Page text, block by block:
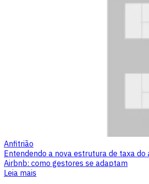
Anfitrião
Entendendo a nova estrutura de taxa do
Airbnb: como gestores se adaptam
Leia mais